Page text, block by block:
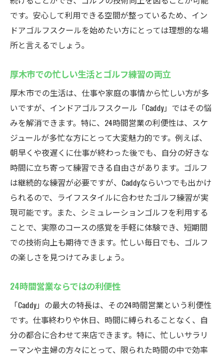
です。安心して利用できる空間が整っているため、イン
ドアゴルフスクールを始めたい方にとっては理想的な場
所と言えるでしょう。
厚木市での忙しい生活とゴルフ練習の両立
厚木市での生活は、仕事や家庭の事情から忙しい方が多
いですが、インドアゴルフスクール「Caddy」ではその悩
みを解消できます。特に、24時間営業の利便性は、スケ
ジュールが多忙な方にとって大変魅力的です。例えば、
朝早くや夜遅くに仕事が終わった後でも、自分の好きな
時間に立ち寄って練習できる自由さがあります。ゴルフ
は継続的な練習が必要ですが、Caddyならいつでも出かけ
られるので、ライフスタイルに合わせたゴルフ練習が実
現可能です。また、シミュレーションゴルフを利用する
ことで、実際のコースの感覚を手軽に体験でき、短期間
での技術向上も期待できます。忙しい毎日でも、ゴルフ
の楽しさを見つけてみましょう。
24時間営業ならではの利便性
「Caddy」の最大の特長は、その24時間営業という利便性
です。仕事終わりや休日、時間に縛られることなく、自
分の都合に合わせて来店できます。特に、忙しいサラリ
ーマンや主婦の方々にとって、限られた時間の中で効率